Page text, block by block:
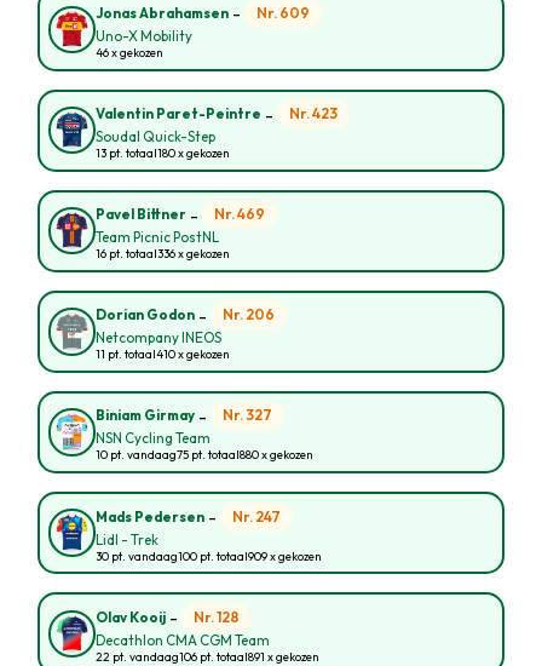
Jonas Abrahamsen - Nr. 609
Uno-X Mobility
46 x gekozen
Valentin Paret-Peintre - Nr. 423
Soudal Quick-Step
13 pt. totaal180 x gekozen
Pavel Bittner - Nr. 469
Team Picnic PostNL
16 pt. totaal336 x gekozen
Dorian Godon - Nr. 206
Netcompany INEOS
11 pt. totaal410 x gekozen
Biniam Girmay - Nr. 327
NSN Cycling Team
10 pt. vandaag75 pt. totaal880 x gekozen
Mads Pedersen - Nr. 247
Lidl - Trek
30 pt. vandaag100 pt. totaal909 x gekozen
Olav Kooij - Nr. 128
Decathlon CMA CGM Team
22 pt. vandaag106 pt. totaal891 x gekozen